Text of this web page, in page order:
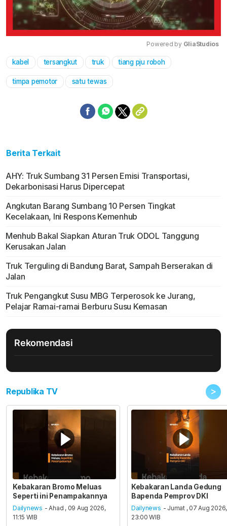
Powered by GliaStudios
kabel tersangkut truk tiang pju roboh
timpa pemotor satu tewas
Berita Terkait
AHY: Truk Sumbang 31 Persen Emisi Transportasi,
Dekarbonisasi Harus Dipercepat
Angkutan Barang Sumbang 10 Persen Tingkat
Kecelakaan, Ini Respons Kemenhub
Menhub Bakal Siapkan Aturan Truk ODOL Tanggung
Kerusakan Jalan
Truk Terguling di Bandung Barat, Sampah Berserakan di
Jalan
Truk Pengangkut Susu MBG Terperosok ke Jurang,
Pelajar Ramai-ramai Berburu Susu Kemasan
Rekomendasi
Republika TV >
Kebakaran Bromo Meluas
Seperti ini Penampakannya
Dailynews - Ahad , 09 Aug 2026,
11:15 WIB
Kebakaran Landa Gedung
Bapenda Pemprov DKI
Dailynews - Jumat , 07 Aug 2026,
23:00 WIB